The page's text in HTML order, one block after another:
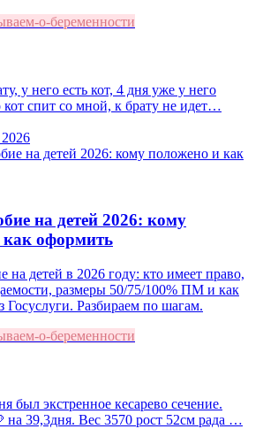
о-беременности
у него есть кот, 4 дня уже у него
кот спит со мной, к брату не идет…
на детей 2026: кому
оформить
на детей в 2026 году: кто имеет право,
размеры 50/75/100% ПМ и как
Госуслуги. Разбираем по шагам.
о-беременности
был экстренное кесарево сечение.
на 39,3дня. Вес 3570 рост 52см рада …